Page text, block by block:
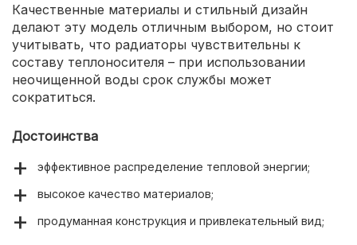
Качественные материалы и стильный дизайн
делают эту модель отличным выбором, но стоит
учитывать, что радиаторы чувствительны к
составу теплоносителя – при использовании
неочищенной воды срок службы может
сократиться.
Достоинства
эффективное распределение тепловой энергии;
высокое качество материалов;
продуманная конструкция и привлекательный вид;